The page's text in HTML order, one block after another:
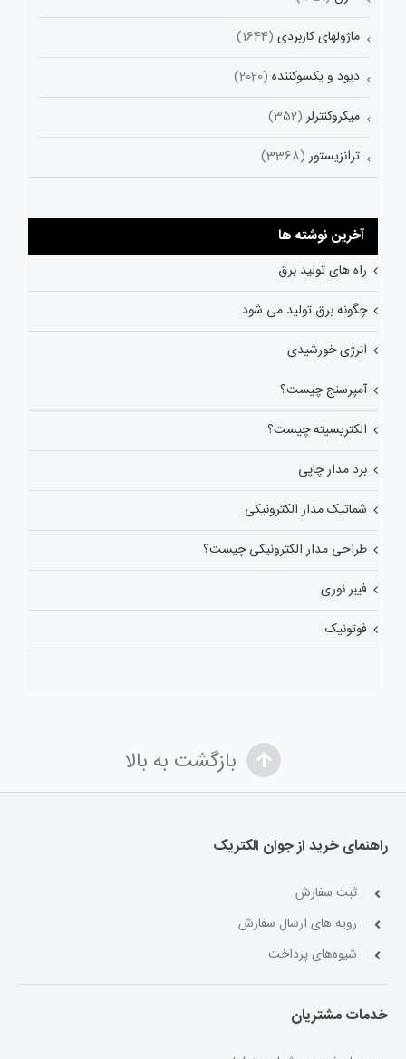
ماژولهای کاربردی (1644)
دیود و یکسوکننده (2020)
میکروکنترلر (352)
ترانزیستور (3368)
آخرین نوشته ها
راه های تولید برق
چگونه برق تولید می شود
انرژی خورشیدی
آمپرسنج چیست؟
الکتریسیته چیست؟
برد مدار چاپی
شماتیک مدار الکترونیکی
طراحی مدار الکترونیکی چیست؟
فیبر نوری
فوتونیک
بازگشت به بالا
راهنمای خرید از جوان الکتریک
ثبت سفارش
رویه های ارسال سفارش
شیوه‌های پرداخت
خدمات مشتریان